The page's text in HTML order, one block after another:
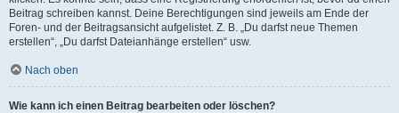
Beitrag schreiben kannst. Deine Berechtigungen sind jeweils am Ende der
Foren- und der Beitragsansicht aufgelistet. Z. B. „Du darfst neue Themen
erstellen“, „Du darfst Dateianhänge erstellen“ usw.
Nach oben
Wie kann ich einen Beitrag bearbeiten oder löschen?